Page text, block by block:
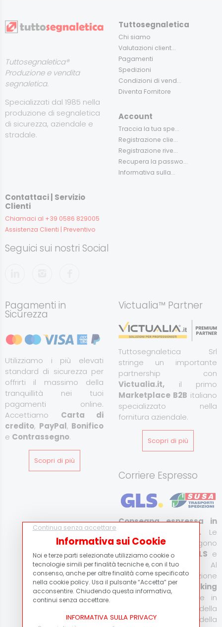
Tuttosegnaletica®
Produzione e vendita
segnaletica.
Specializzati dal 1985 nella
produzione di segnaletica
di sicurezza, aziendale e
stradale.
Tuttosegnaletica
Chi siamo
Valutazioni client...
Pagamenti
Spedizioni
Condizioni di vend...
Diventa Fornitore
Account
Traccia la tua spe...
Registrazione clie...
Registrazione rive...
Recupera la passwo...
Informativa sulla...
Contattaci | Servizio
Clienti
Chiamaci al +39 0586 829005
Assistenza Clienti | Preventivo
Seguici sui nostri Social
Pagamenti in
Sicurezza
Utilizziamo i più elevati
standard di sicurezza per
offrirti il massimo della
tranquillità nei tuoi
pagamenti online.
Accettiamo Carta di
credito, PayPal, Bonifico
e Contrassegno.
Scopri di più
Victualia™ Partner
Tuttosegnaletica Srl
stringe un importante
partnership con
Victualia.it, il primo
Marketplace B2B italiano
specializzato nella
fornitura aziendale.
Scopri di più
Corriere Espresso
Consegna espressa in
Italia e all’estero. Le
spedizioni vengono
effettuate tramite
GLS e
Susa Trasporti
. Al
momento della spedizione
verrà fornito il
tracking
per monitorare in
tempo reale lo stato della
consegna. Il costo della
Continua senza accettare
Informativa sui Cookie
Noi e terze parti selezionate utilizziamo cookie o
tecnologie simili per finalità tecniche e, con il tuo
consenso, anche per altre finalità come specificato
nella cookie policy. Usa il pulsante “Accetta” per
acconsentire. Chiudendo questa informativa,
continui senza accettare.
INFORMATIVA SULLA PRIVACY